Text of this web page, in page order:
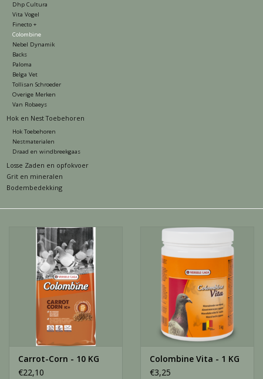
Merken
Over ons
Contact
Informatie
Dhp Cultura
Vita Vogel
Finecto +
Colombine
Nebel Dynamik
Backs
Paloma
Belga Vet
Tollisan Schroeder
Overige Merken
Van Robaeys
Hok en Nest Toebehoren
Hok Toebehoren
Nestmaterialen
Draad en windbreekgaas
Losse Zaden en opfokvoer
Grit en mineralen
Bodembedekking
Carrot-Corn - 10 KG
€22,10
Colombine Vita - 1 KG
€3,25